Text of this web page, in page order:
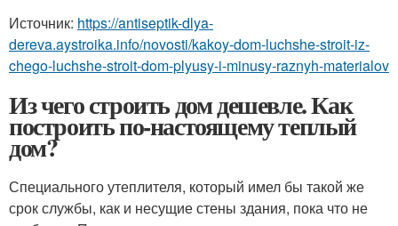
Источник: https://antiseptik-dlya-
dereva.aystroika.info/novosti/kakoy-dom-luchshe-stroit-iz-
chego-luchshe-stroit-dom-plyusy-i-minusy-raznyh-materialov
Из чего строить дом дешевле. Как
построить по-настоящему теплый
дом?
Специального утеплителя, который имел бы такой же
срок службы, как и несущие стены здания, пока что не